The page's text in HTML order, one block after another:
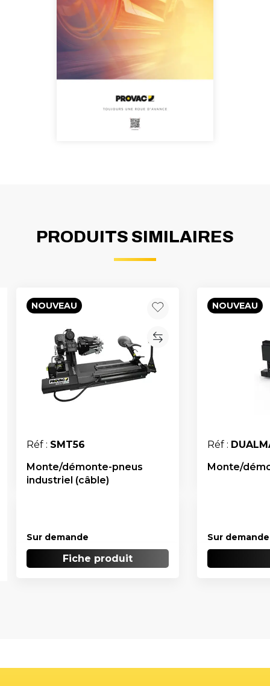
PRODUITS SIMILAIRES
NOUVEAU
Réf : SMT56
Monte/démonte-pneus
industriel (câble)
Sur demande
Fiche produit
NOUVEAU
Réf :
Monte/
Sur demande